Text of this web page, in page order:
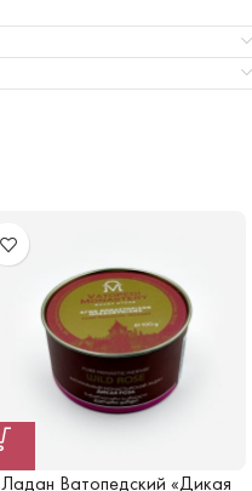
Ладан Ватопедский «Дикая